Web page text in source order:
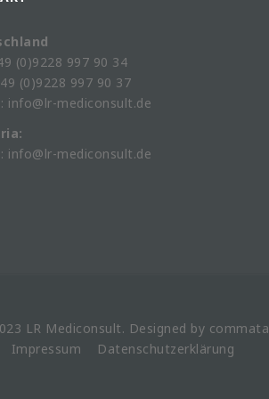
(0)9228 997 90 34
(0)9228 997 90 37
info@lr-mediconsult.de
info@lr-mediconsult.de
LR Mediconsult. Designed by commata
Impressum
Datenschutzerklärung